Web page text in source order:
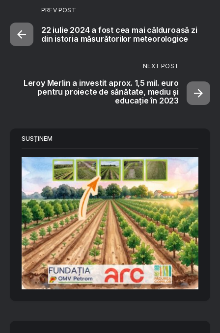
PREV POST
22 iulie 2024 a fost cea mai călduroasă zi
din istoria măsurătorilor meteorologice
NEXT POST
Leroy Merlin a investit aprox. 1,5 mil. euro
pentru proiecte de sănătate, mediu și
educație în 2023
SUSȚINEM